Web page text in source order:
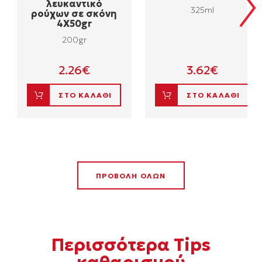
λευκαντικό
ρούχων σε σκόνη
4Χ50gr
200gr
2.26€
ΣΤΟ ΚΑΛΑΘΙ
325ml
3.62€
ΣΤΟ ΚΑΛΑΘΙ
ΠΡΟΒΟΛΗ ΟΛΩΝ
Περισσότερα Τips